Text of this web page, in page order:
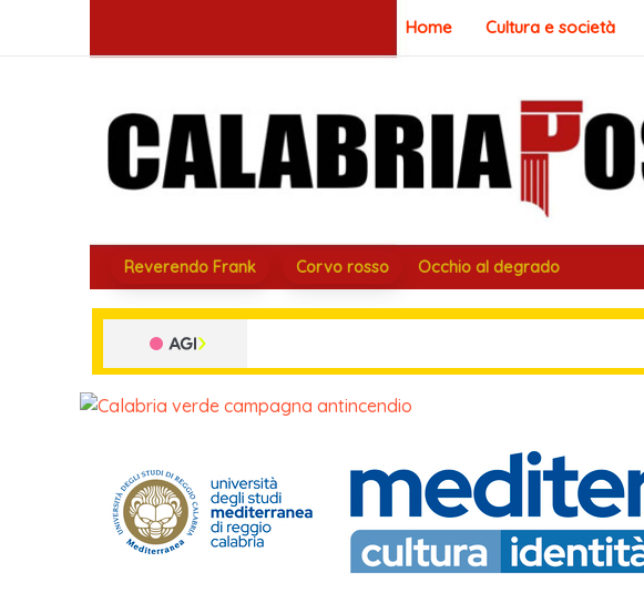
Home Cultura e società
Reverendo Frank Corvo rosso Occhio al degrado